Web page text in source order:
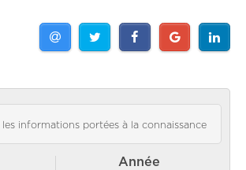
informations portées à la connaissance
Année